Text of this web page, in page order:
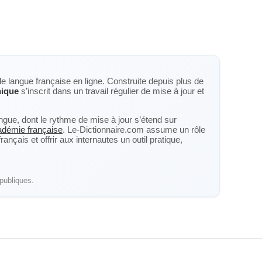
langue française en ligne. Construite depuis plus de
s’inscrit dans un travail régulier de mise à jour et
dont le rythme de mise à jour s’étend sur
française. Le-Dictionnaire.com assume un rôle
et offrir aux internautes un outil pratique,